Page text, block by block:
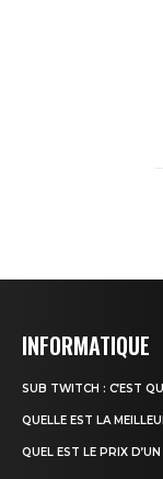
INFORMATIQUE
SUB TWITCH : C’EST
QUELLE EST LA
QUEL EST LE PRIX